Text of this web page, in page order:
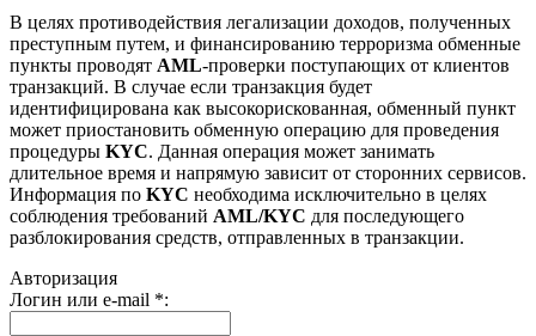
В целях противодействия легализации доходов, полученных
преступным путем, и финансированию терроризма обменные
пункты проводят AML-проверки поступающих от клиентов
транзакций. В случае если транзакция будет
идентифицирована как высокорискованная, обменный пункт
может приостановить обменную операцию для проведения
процедуры KYC. Данная операция может занимать
длительное время и напрямую зависит от сторонних сервисов.
Информация по KYC необходима исключительно в целях
соблюдения требований AML/KYC для последующего
разблокирования средств, отправленных в транзакции.
Авторизация
Логин или e-mail *: